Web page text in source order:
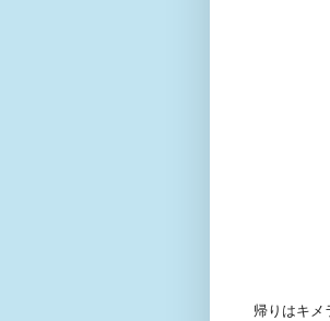
帰りはキメ